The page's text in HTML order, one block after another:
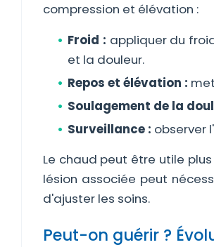
compression et élévation :
Froid : appliquer du
et la douleur.
Repos et élévation :
Soulagement de la
Surveillance : observer
Le chaud peut être utile
lésion associée peut
d'ajuster les soins.
Peut-on guérir ?